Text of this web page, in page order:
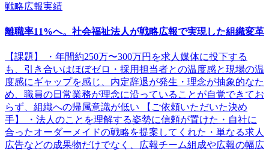
戦略広報実績
離職率11%へ。社会福祉法⼈が戦略広報で実現した組織変⾰
【課題】 ・年間約250万〜300万円を求⼈媒体に投下する
も、引き合いはほぼゼロ・採⽤担当者との温度感と現場の温
度感にギャップを感じ、内定辞退が発⽣・理念が抽象的なた
め、職員の⽇常業務が理念に沿っていることが⾃覚できてお
らず、組織への帰属意識が低い 【ご依頼いただいた決め
⼿】 ・法⼈のことを理解する姿勢に信頼が置けた・⾃社に
合ったオーダーメイドの戦略を提案してくれた・単なる求⼈
広告などの成果物だけでなく、広報チーム組成や広報の幅広